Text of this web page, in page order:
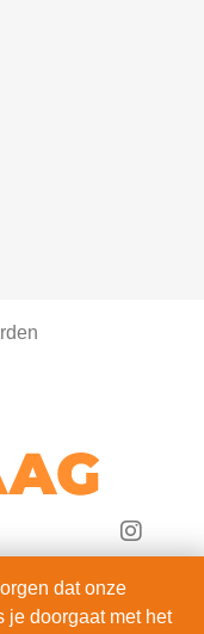
van
dat onze
je doorgaat met het